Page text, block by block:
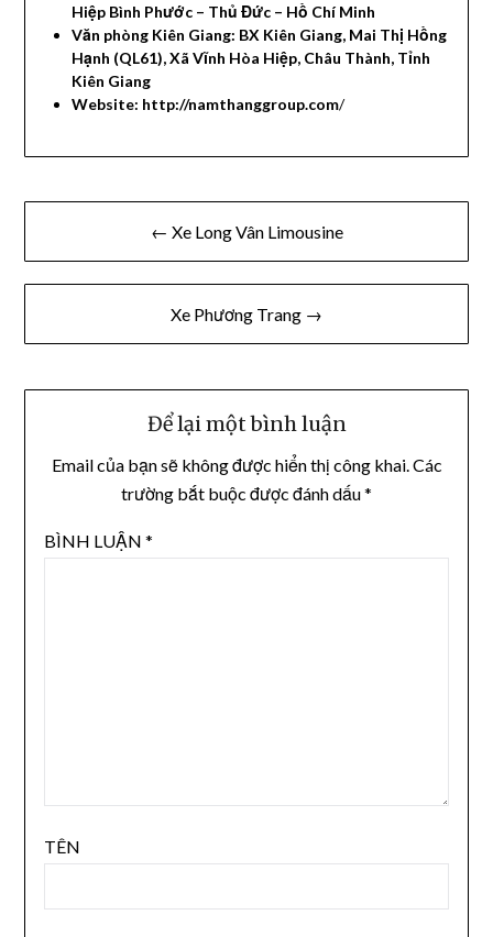
Hiệp Bình Phước – Thủ Đức – Hồ Chí Minh
Văn phòng Kiên Giang: BX Kiên Giang, Mai Thị Hồng
Hạnh (QL61), Xã Vĩnh Hòa Hiệp, Châu Thành, Tỉnh
Kiên Giang
Website: http://namthanggroup.com/
Điều
hướng
viết
← Xe Long Vân Limousine
Xe Phương Trang →
Để lại một bình luận
Email của bạn sẽ không được hiển thị công khai.Các
trường bắt buộc được đánh dấu*
BÌNH LUẬN *
TÊN